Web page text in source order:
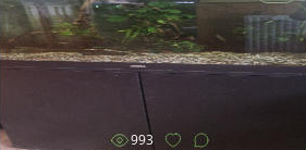
Obrázok
993